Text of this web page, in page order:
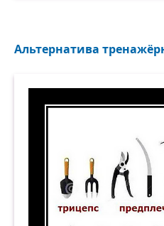
Альтернатива